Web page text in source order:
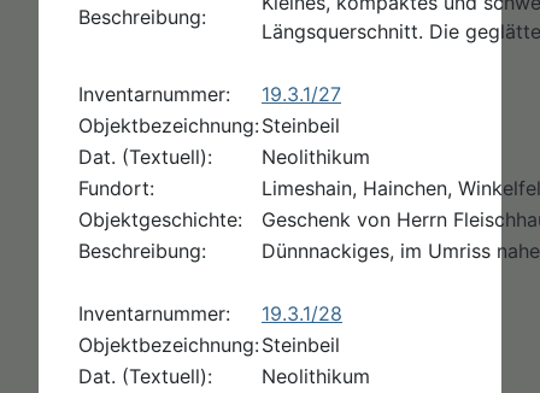
Beschreibung:
Längsquerschnitt. Die
Inventarnummer:
19.3.1/27
Objektbezeichnung:Steinbeil
Dat. (Textuell):
Neolithikum
Fundort:
Limeshain, Hainchen,
Objektgeschichte:
Geschenk von Herrn
Beschreibung:
Dünnnackiges, im Umriss
Inventarnummer:
19.3.1/28
Objektbezeichnung:Steinbeil
Dat. (Textuell):
Neolithikum